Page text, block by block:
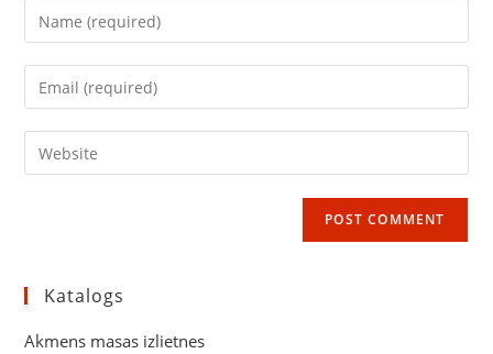
Enter
your
name
comment
Enter
your
email
address
Enter
your
Katalogs
Akmens masas izlietnes